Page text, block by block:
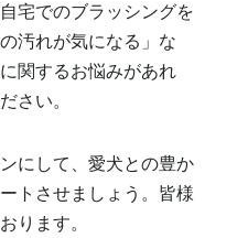
宅でのブラッシングを
汚れが気になる」な
関するお悩みがあれ
さい。
にして、愛犬との豊か
トさせましょう。皆様
ります。